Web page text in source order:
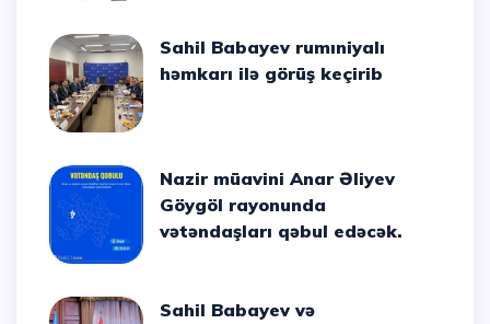
Sahil Babayev rumıniyalı
həmkarı ilə görüş keçirib
Nazir müavini Anar Əliyev
Göygöl rayonunda
vətəndaşları qəbul edəcək.
Sahil Babayev və